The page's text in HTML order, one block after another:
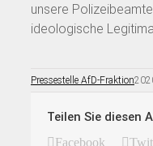
unsere
ideologische
Pressestelle AfD-Fraktion
Teilen Sie diesen
Facebook